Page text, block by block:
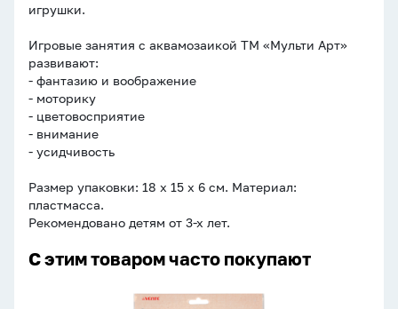
игрушки.
Игровые занятия с аквамозаикой ТМ «Мульти Арт»
развивают:
- фантазию и воображение
- моторику
- цветовосприятие
- внимание
- усидчивость
Размер упаковки: 18 х 15 х 6 см. Материал:
пластмасса.
Рекомендовано детям от 3-х лет.
С этим товаром часто покупают